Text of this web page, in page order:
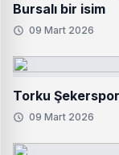
Bursalı bir isim
09 Mart 2026
Torku
09 Mart 2026